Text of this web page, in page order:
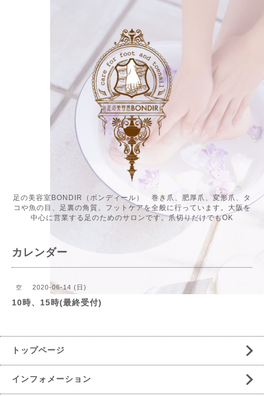
足の美容室BONDIR（ボンディール） 巻き爪、肥厚爪、変形爪、タ
コや魚の目、足裏の角質。フットケアを全般に行っています。大阪を
中心に営業する足のためのサロンです。爪切りだけでもOK
カレンダー
空 2020-06-14 (日)
10時、15時(最終受付)
トップページ
インフォメーション